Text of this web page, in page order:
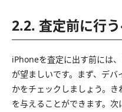
2.2. 査定前に行
iPhoneを査定に出す前には
が望ましいです。まず、デ
かをチェックしましょう。
を与えることができます。次